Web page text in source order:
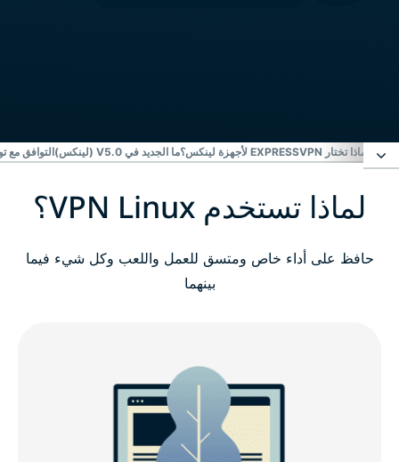
لماذا تختار EXPRESSVPN لأجهزة لينكس؟ ما الجديد في V5.0 (لينكس) التوافق مع
لماذا تستخدم VPN Linux؟
كيف تقوم بإعداد ExpressVPN على جهاز لينكس
لماذا تستخدم VPN Linux؟
حافظ على أداء خاص ومتسق للعمل واللعب وكل شيء فيما
بينهما